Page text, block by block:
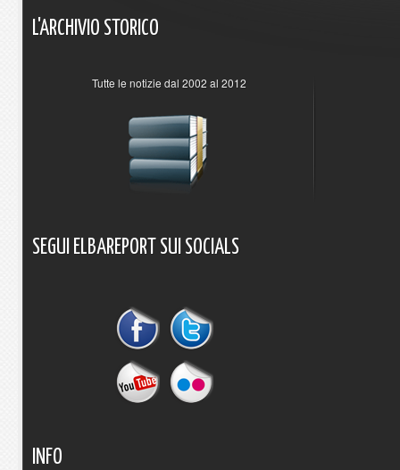
L'ARCHIVIO STORICO
Tutte le notizie dal 2002 al 2012
SEGUI ELBAREPORT SUI SOCIALS
INFO